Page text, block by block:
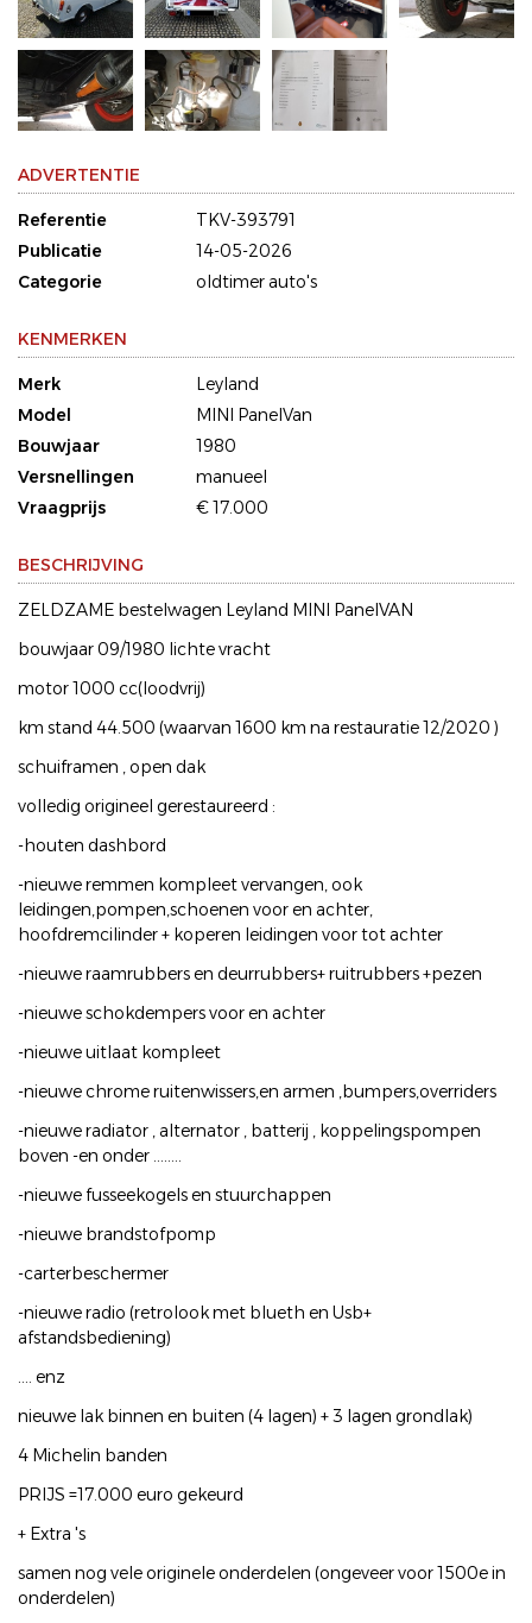
ADVERTENTIE
Referentie
TKV-393791
Publicatie
14-05-2026
Categorie
oldtimer auto's
KENMERKEN
Merk
Leyland
Model
MINI PanelVan
Bouwjaar
1980
Versnellingen
manueel
Vraagprijs
€ 17.000
BESCHRIJVING
ZELDZAME bestelwagen Leyland MINI PanelVAN
bouwjaar 09/1980 lichte vracht
motor 1000 cc(loodvrij)
km stand 44.500 (waarvan 1600 km na restauratie 12/2020 )
schuiframen , open dak
volledig origineel gerestaureerd :
-houten dashbord
-nieuwe remmen kompleet vervangen, ook
leidingen,pompen,schoenen voor en achter,
hoofdremcilinder + koperen leidingen voor tot achter
-nieuwe raamrubbers en deurrubbers+ ruitrubbers +pezen
-nieuwe schokdempers voor en achter
-nieuwe uitlaat kompleet
-nieuwe chrome ruitenwissers,en armen ,bumpers,overriders
-nieuwe radiator , alternator , batterij , koppelingspompen
boven -en onder ........
-nieuwe fusseekogels en stuurchappen
-nieuwe brandstofpomp
-carterbeschermer
-nieuwe radio (retrolook met blueth en Usb+
afstandsbediening)
.... enz
nieuwe lak binnen en buiten (4 lagen) + 3 lagen grondlak)
4 Michelin banden
PRIJS =17.000 euro gekeurd
+ Extra 's
samen nog vele originele onderdelen (ongeveer voor 1500e in
onderdelen)